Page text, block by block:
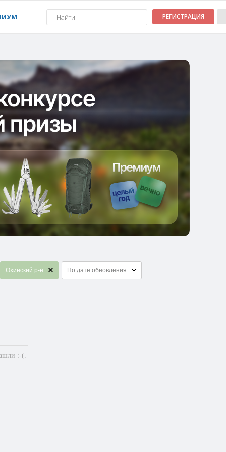
РЕГИСТРАЦИЯ
Охинский р-н По дате обновления
:-(.